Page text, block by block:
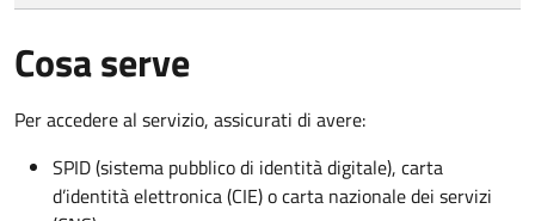
Cosa serve
Per accedere al servizio, assicurati di avere:
SPID (sistema pubblico di identità digitale), carta
d’identità elettronica (CIE) o carta nazionale dei servizi